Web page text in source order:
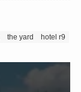
the yard hotel r9